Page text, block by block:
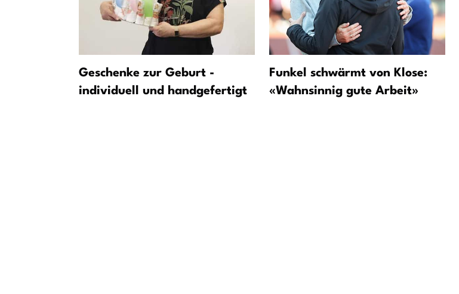
Geschenke zur Geburt -
individuell und handgefertigt
Funkel schwärmt von Klose:
«Wahnsinnig gute Arbeit»